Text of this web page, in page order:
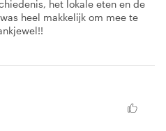
het lokale eten en de
heel makkelijk om mee te